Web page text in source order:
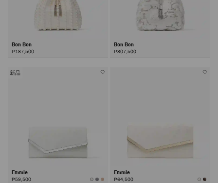
Bon Bon
₱187,500
Bon Bon
₱307,500
新品
Emmie
₱59,500
Emmie
₱64,500